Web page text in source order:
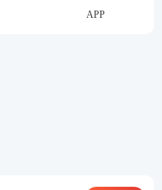
8小时内解答，及时解
APP